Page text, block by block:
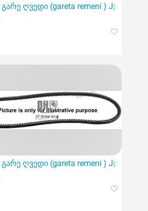
გარე ღვედი (gareta remeni ) Jp group
) Jp group 1497304400
გარე ღვედი (gareta remeni ) Jp group